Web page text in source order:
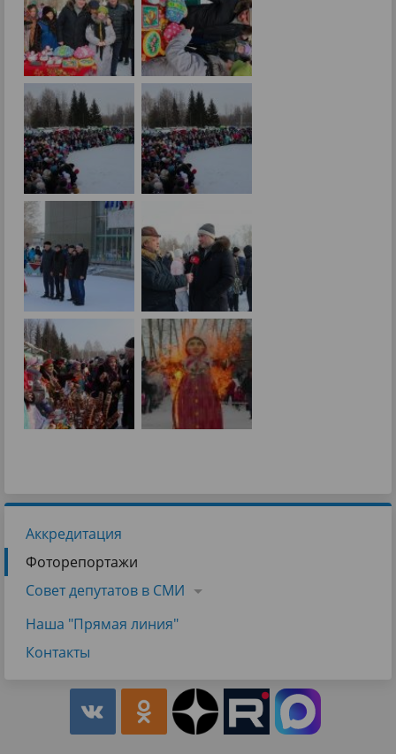
Аккредитация
Фоторепортажи
Совет депутатов в СМИ
Наша "Прямая линия"
Контакты